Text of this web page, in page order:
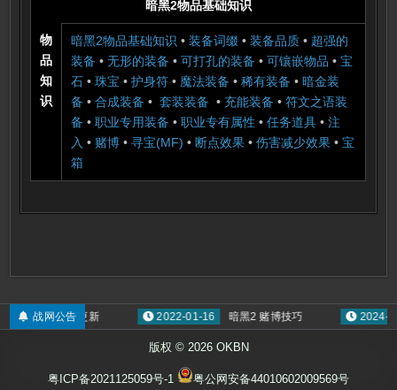
暗黑2物品基础知识
物
品
知
识
暗黑2物品基础知识 •装备词缀 •装备品质 • 超强的
装备 •无形的装备 •可打孔的装备 •可镶嵌物品 •宝
石 •珠宝 •护身符 • 魔法装备 •稀有装备 •暗金装
备 •合成装备 •套装装备 • 充能装备 •符文之语装
备 •职业专用装备 •职业专有属性 •任务道具 •注
入 • 赌博 •寻宝(MF) • 断点效果 •伤害减少效果 •宝
箱
战网公告
呐喊系技能更新 2022-01-16 暗黑2 赌博技巧 2024-01-
版权 © 2026 OKBN
粤ICP备2021125059号-1 粤公网安备44010602009569号